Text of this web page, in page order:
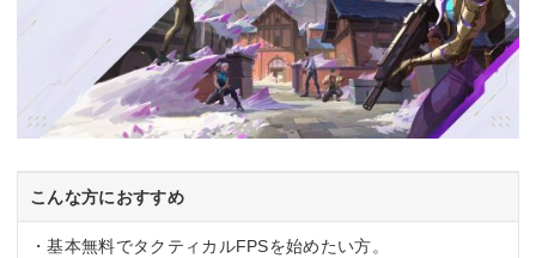
こんな方におすすめ
・基本無料でタクティカルFPSを始めたい方。